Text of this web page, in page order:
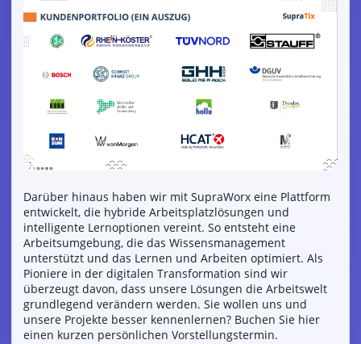
Darüber hinaus haben wir mit SupraWorx eine Plattform
entwickelt, die hybride Arbeitsplatzlösungen und
intelligente Lernoptionen vereint. So entsteht eine
Arbeitsumgebung, die das Wissensmanagement
unterstützt und das Lernen und Arbeiten optimiert. Als
Pioniere in der digitalen Transformation sind wir
überzeugt davon, dass unsere Lösungen die Arbeitswelt
grundlegend verändern werden. Sie wollen uns und
unsere Projekte besser kennenlernen? Buchen Sie hier
einen kurzen persönlichen Vorstellungstermin.